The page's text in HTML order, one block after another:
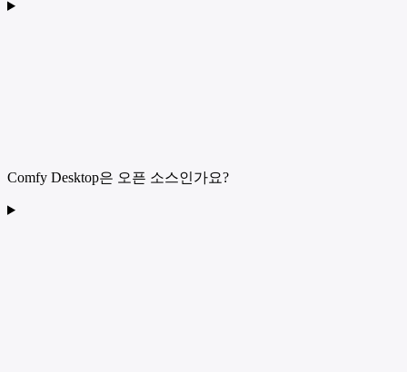
Comfy Desktop은 오픈 소스인가요?